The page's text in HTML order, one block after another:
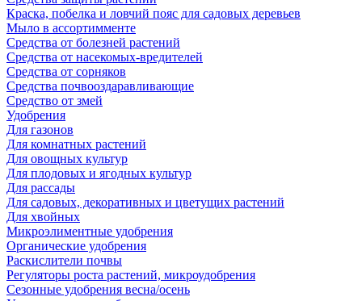
Краска, побелка и ловчий пояс для садовых деревьев
Мыло в ассортимменте
Средства от болезней растений
Средства от насекомых-вредителей
Средства от сорняков
Средства почвооздаравливающие
Средство от змей
Удобрения
Для газонов
Для комнатных растений
Для овощных культур
Для плодовых и ягодных культур
Для рассады
Для садовых, декоративных и цветущих растений
Для хвойных
Микроэлиментные удобрения
Органические удобрения
Раскислители почвы
Регуляторы роста растений, микроудобрения
Сезонные удобрения весна/осень